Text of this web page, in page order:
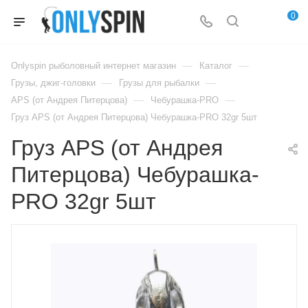
0
Onlyspin рыболовный интернет магазин — Каталог —
Грузы, джиг-головки — Грузы для рыбалки —
APS (от Андрея Питерцова) — Чебурашка-PRO —
Груз APS (от Андрея Питерцова) Чебурашка-PRO 32gr 5шт
Груз APS (от Андрея
Питерцова) Чебурашка-
PRO 32gr 5шт